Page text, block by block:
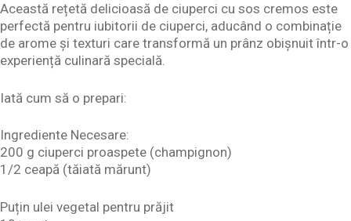
Această rețetă delicioasă de ciuperci cu sos cremos este
perfectă pentru iubitorii de ciuperci, aducând o combinație
de arome și texturi care transformă un prânz obișnuit într-o
experiență culinară specială.
Iată cum să o prepari:
Ingrediente Necesare:
200 g ciuperci proaspete (champignon)
1/2 ceapă (tăiată mărunt)
Puțin ulei vegetal pentru prăjit